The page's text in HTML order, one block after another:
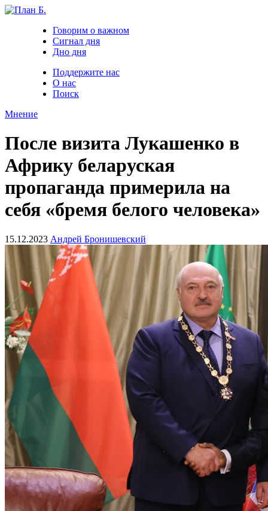
Говорим о важном
Сигнал дня
Дно дня
Поддержите нас
О нас
Поиск
Мнение
После визита Лукашенко в
Африку беларуская
пропаганда примерила на
себя «бремя белого человека»
15.12.2023 Андрей Бронишевский